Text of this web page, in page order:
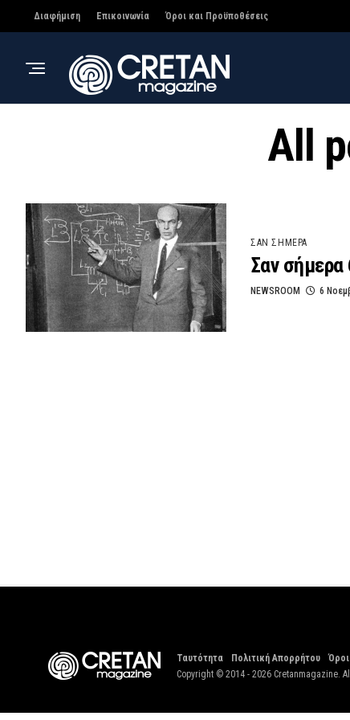
Διαφήμιση Επικοινωνία Όροι και Προϋποθέσεις
All
ΣΑΝ ΣΗΜΕΡΑ
Σαν
NEWSROOM 6
Ταυτότητα Πολιτική Απορρήτου
Copyright © 2014 - 2026 Cretanmagazine.